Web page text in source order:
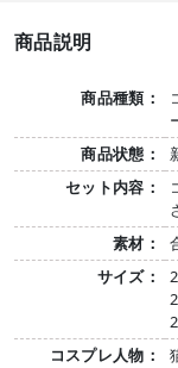
商品説明
商品種類：
商品状態：
セット内容：
素材：
サイズ：
コスプレ人物：